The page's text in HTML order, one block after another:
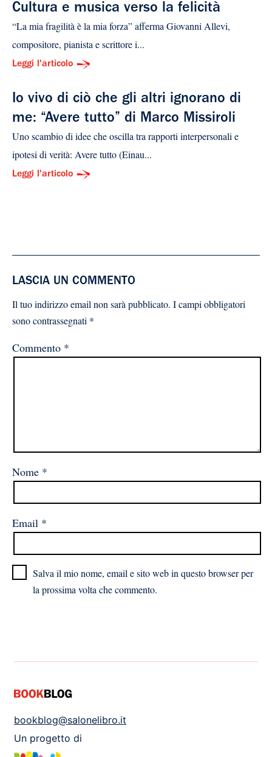
Cultura e musica verso la felicità
“La mia fragilità è la mia forza” afferma Giovanni Allevi,
compositore, pianista e scrittore i...
Leggi l'articolo
Io vivo di ciò che gli altri ignorano di
me: “Avere tutto” di Marco Missiroli
Uno scambio di idee che oscilla tra rapporti interpersonali e
ipotesi di verità: Avere tutto (Einau...
Leggi l'articolo
LASCIA UN COMMENTO
Il tuo indirizzo email non sarà pubblicato. I campi obbligatori
sono contrassegnati *
Commento *
Nome *
Email *
Salva il mio nome, email e sito web in questo browser per
la prossima volta che commento.
bookblog@salonelibro.it
Un progetto di